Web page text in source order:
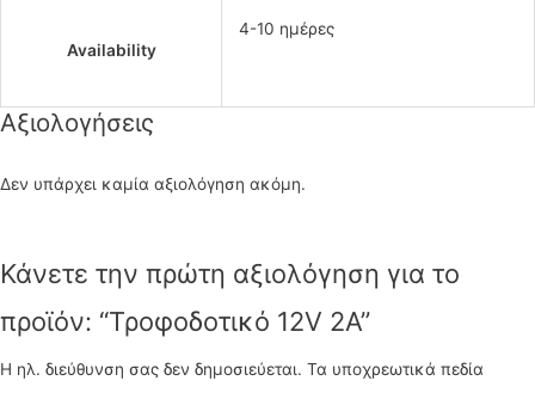
Availability
4-10 ημέρες
Αξιολογήσεις
Δεν υπάρχει καμία αξιολόγηση ακόμη.
Κάνετε την πρώτη αξιολόγηση για το
προϊόν: “Τροφοδοτικό 12V 2A”
Η ηλ. διεύθυνση σας δεν δημοσιεύεται. Τα υποχρεωτικά πεδία